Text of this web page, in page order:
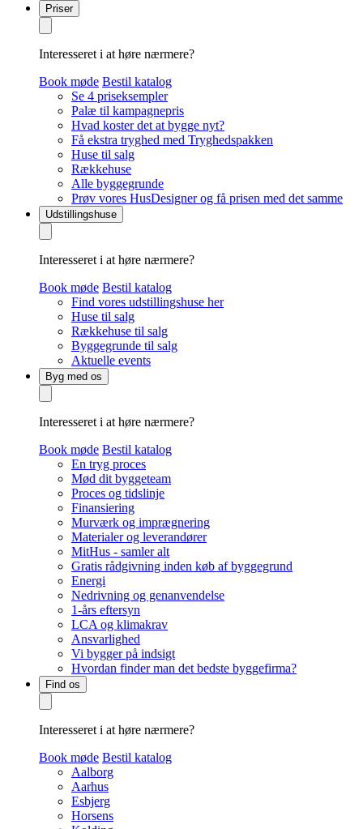
Priser
Interesseret i at høre nærmere?
Book møde Bestil katalog
Se 4 priseksempler
Palæ til kampagnepris
Hvad koster det at bygge nyt?
Få ekstra tryghed med Tryghedspakken
Huse til salg
Rækkehuse
Alle byggegrunde
Prøv vores HusDesigner og få prisen med det samme
Udstillingshuse
Interesseret i at høre nærmere?
Book møde Bestil katalog
Find vores udstillingshuse her
Huse til salg
Rækkehuse til salg
Byggegrunde til salg
Aktuelle events
Byg med os
Interesseret i at høre nærmere?
Book møde Bestil katalog
En tryg proces
Mød dit byggeteam
Proces og tidslinje
Finansiering
Murværk og imprægnering
Materialer og leverandører
MitHus - samler alt
Gratis rådgivning inden køb af byggegrund
Energi
Nedrivning og genanvendelse
1-års eftersyn
LCA og klimakrav
Ansvarlighed
Vi bygger på indsigt
Hvordan finder man det bedste byggefirma?
Find os
Interesseret i at høre nærmere?
Book møde Bestil katalog
Aalborg
Aarhus
Esbjerg
Horsens